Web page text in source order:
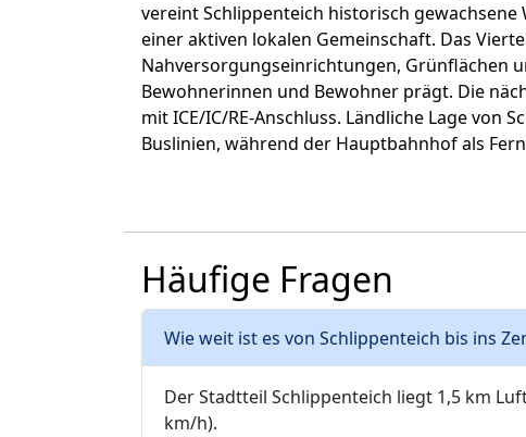
vereint Schlippenteich historisch
einer aktiven lokalen Gemeinschaft. Das
Nahversorgungseinrichtungen, Grünflächen
Bewohnerinnen und Bewohner prägt. Die
mit ICE/IC/RE-Anschluss. Ländliche Lage von
Buslinien, während der Hauptbahnhof als
Häufige Fragen
Wie weit ist es von Schlippenteich bis ins
Der Stadtteil Schlippenteich liegt 1,5 km
km/h).